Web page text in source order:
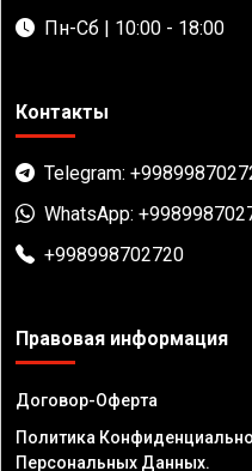
Пн-Сб | 10:00 - 18:00
Контакты
Telegram:
WhatsApp:
+998998702720
Правовая информация
Договор-Оферта
Политика
Персональных Данных.